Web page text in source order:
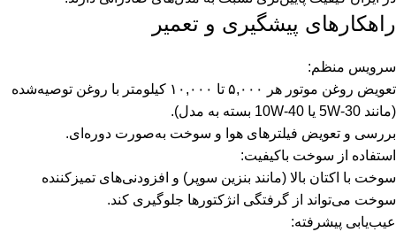
راهکارهای پیشگیری و تعمیر
سرویس منظم:
تعویض روغن موتور هر ۵,۰۰۰ تا ۱۰,۰۰۰ کیلومتر با روغن توصیه‌شده
(مانند 5W-30 یا 10W-40 بسته به مدل).
بررسی و تعویض فیلترهای هوا و سوخت به‌صورت دوره‌ای.
استفاده از سوخت باکیفیت:
سوخت با اکتان بالا (مانند بنزین سوپر) و افزودنی‌های تمیزکننده
سوخت می‌تواند از گرفتگی انژکتورها جلوگیری کند.
عیب‌یابی پیشرفته: